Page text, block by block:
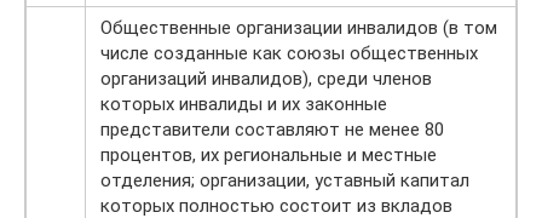
Общественные организации инвалидов (в том
числе созданные как союзы общественных
организаций инвалидов), среди членов
которых инвалиды и их законные
представители составляют не менее 80
процентов, их региональные и местные
отделения; организации, уставный капитал
которых полностью состоит из вкладов